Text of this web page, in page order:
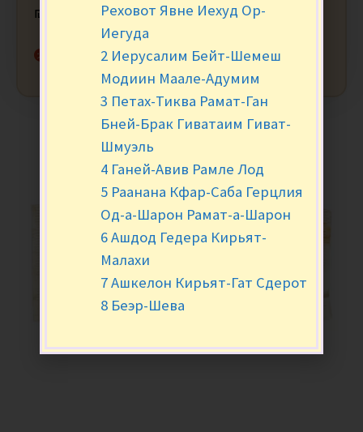
₪ за шт.
Нет в наличии
Реховот Явне Иехуд Ор-
Иегуда
2 Иерусалим Бейт-Шемеш
Модиин Маале-Адумим
3 Петах-Тиква Рамат-Ган
Бней-Брак Гиватаим Гиват-
Шмуэль
4 Ганей-Авив Рамле Лод
5 Раанана Кфар-Саба Герцлия
Од-а-Шарон Рамат-а-Шарон
6 Ашдод Гедера Кирьят-
Малахи
7 Ашкелон Кирьят-Гат Сдерот
8 Беэр-Шева